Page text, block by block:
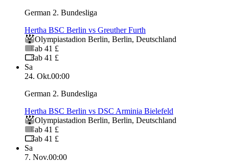
German 2. Bundesliga
Hertha BSC Berlin vs Greuther Furth
Olympiastadion Berlin, Berlin, Deutschland
ab 41 £
ab 41 £
Sa
24. Okt.00:00
German 2. Bundesliga
Hertha BSC Berlin vs DSC Arminia Bielefeld
Olympiastadion Berlin, Berlin, Deutschland
ab 41 £
ab 41 £
Sa
7. Nov.00:00